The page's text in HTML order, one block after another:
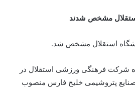
استقلال مشخص شد.
شرکت فرهنگی ورزشی استقلال در
صنایع پتروشیمی خلیج فارس منصوب